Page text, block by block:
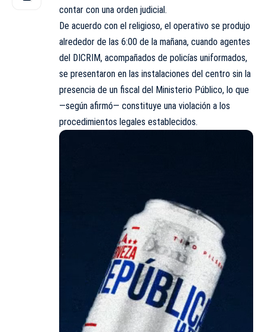
contar con una orden judicial.
De acuerdo con el religioso, el operativo se produjo
alrededor de las 6:00 de la mañana, cuando agentes
del DICRIM, acompañados de policías uniformados,
se presentaron en las instalaciones del centro sin la
presencia de un fiscal del Ministerio Público, lo que
—según afirmó— constituye una violación a los
procedimientos legales establecidos.